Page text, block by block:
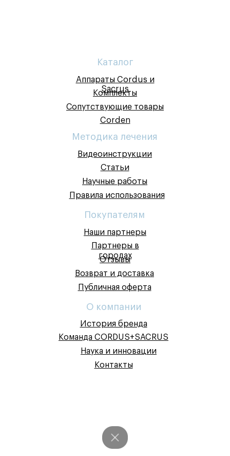
Покупателям
Отзывы
Каталог
Аппараты Cordus и
Sacrus
Комплекты
Сопутствующие товары
Corden
Публичная оферта
Возврат и доставка
Методика лечения
Видеоинструкции
Наши партнеры
Статьи
Научные работы
Правила использования
О компании
История бренда
Команда CORDUS+SACRUS
Контакты
Наука и инновации
Партнеры в
городах